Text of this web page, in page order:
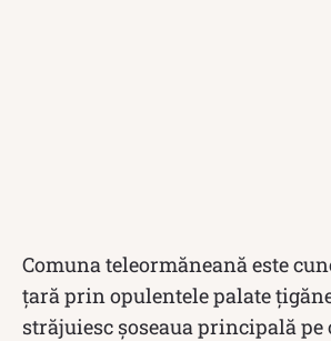
Comuna teleormăneană este
ţară prin opulentele palate
străjuiesc şoseaua principală pe